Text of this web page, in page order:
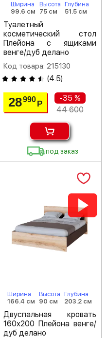
Ширина
99.6 см
Высота
75 см
Глубина
51.5 см
Туалетный
косметический стол
Плейона с ящиками
венге/дуб делано
Код товара: 215130
(4.5)
28990 Р
-35 %
44 600
под заказ
Ширина
166.4 см
Высота
90 см
Глубина
203.2 см
Двуспальная кровать
160х200 Плейона венге/
дуб делано